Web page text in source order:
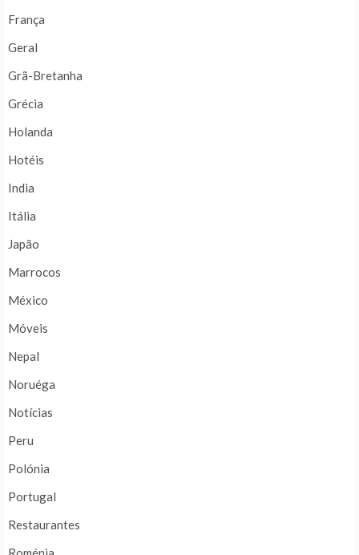
França
Geral
Grã-Bretanha
Grécia
Holanda
Hotéis
India
Itália
Japão
Marrocos
México
Móveis
Nepal
Noruéga
Notícias
Peru
Polónia
Portugal
Restaurantes